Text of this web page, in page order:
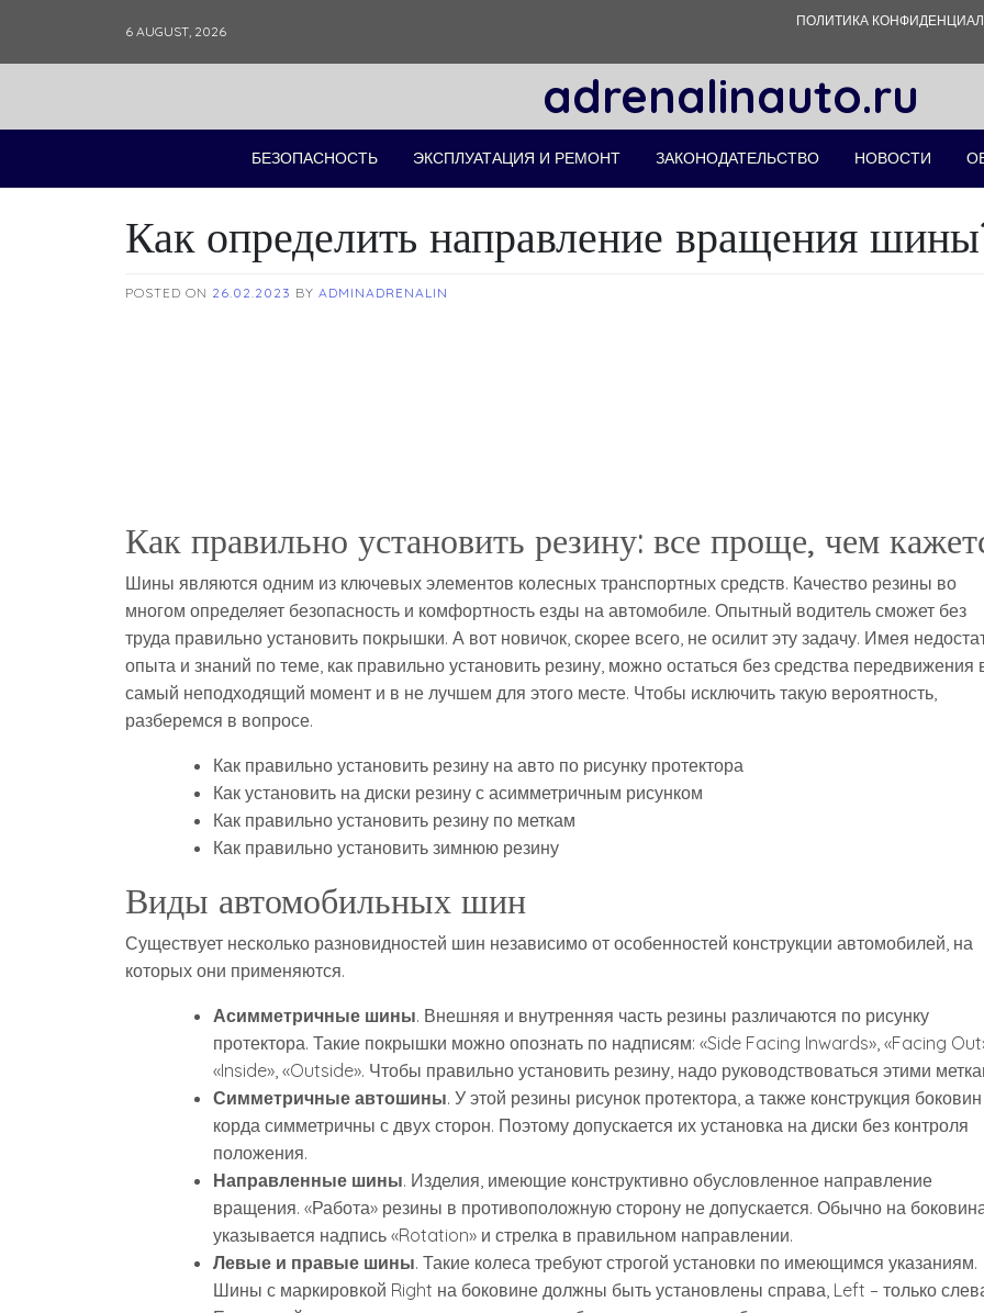
content
6 AUGUST, 2026
ПОЛИТИКА
adrenalinauto.ru
БЕЗОПАСНОСТЬ ЭКСПЛУАТАЦИЯ И РЕМОНТ ЗАКОНОДАТЕЛЬСТВО НОВОСТИ
Как определить направление вращения
POSTED ON 26.02.2023 BY ADMINADRENALIN
Как правильно установить резину: все проще, чем
Шины являются одним из ключевых элементов колесных транспортных средств. Качество резины во
многом определяет безопасность и комфортность езды на автомобиле. Опытный водитель сможет без
труда правильно установить покрышки. А вот новичок, скорее всего, не осилит эту задачу. Имея
опыта и знаний по теме, как правильно установить резину, можно остаться без средства передвижения
самый неподходящий момент и в не лучшем для этого месте. Чтобы исключить такую вероятность,
разберемся в вопросе.
Как правильно установить резину на авто по рисунку протектора
Как установить на диски резину с асимметричным рисунком
Как правильно установить резину по меткам
Как правильно установить зимнюю резину
Виды автомобильных шин
Существует несколько разновидностей шин независимо от особенностей конструкции автомобилей, на
которых они применяются.
Асимметричные шины. Внешняя и внутренняя часть резины различаются по рисунку
протектора. Такие покрышки можно опознать по надписям: «Side Facing Inwards», «Facing
«Inside», «Outside». Чтобы правильно установить резину, надо руководствоваться этими
Симметричные автошины. У этой резины рисунок протектора, а также конструкция
корда симметричны с двух сторон. Поэтому допускается их установка на диски без контроля
положения.
Направленные шины. Изделия, имеющие конструктивно обусловленное направление
вращения. «Работа» резины в противоположную сторону не допускается. Обычно на
указывается надпись «Rotation» и стрелка в правильном направлении.
Левые и правые шины. Такие колеса требуют строгой установки по имеющимся указаниям.
Шины с маркировкой Right на боковине должны быть установлены справа, Left – только